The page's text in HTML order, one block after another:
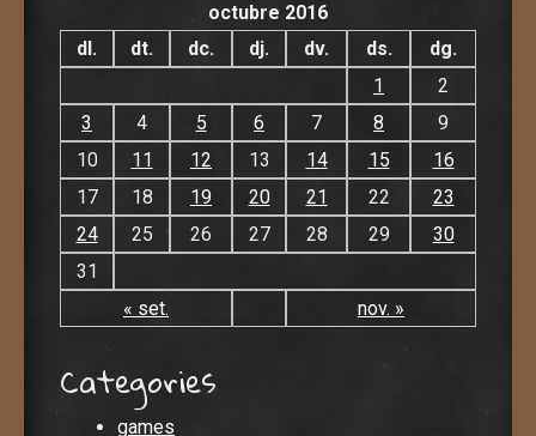
octubre 2016
dl.
dt. dc. dj. dv. ds. dg.
« set. nov. »
1
2
3
4 5 6 7 8
9
10
11 12 13 14 15
16
17
18 19 20 21 22
23
24
25 26 27 28 29
30
31
Categories
games